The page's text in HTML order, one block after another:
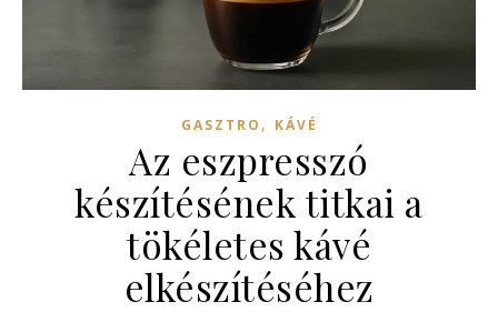
GASZTRO , KÁVÉ
Az eszpresszó
készítésének titkai a
tökéletes kávé
elkészítéséhez